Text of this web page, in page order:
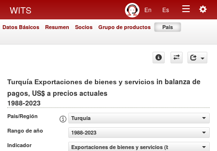
WITS En Es
Toggle
Datos Básicos Resumen Socios Grupo de productos País
Turquía Exportaciones de bienes y servicios in balanza de
pagos, US$ a precios actuales
1988-2023
País/Región
Turquía
Rango de año
1988-2023
Indicador
Exportaciones de bienes y servicios (balanza de pagos,